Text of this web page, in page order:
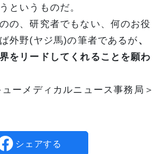
というものだ。
の、研究者でもない、何のお役
外野(ヤジ馬)の筆者であるが、
をリードしてくれることを願わ
ューメディカルニュース事務局＞
シェアする